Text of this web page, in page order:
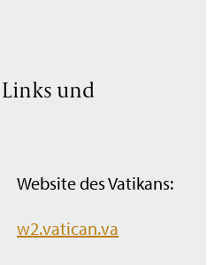
und
Website des Vatikans:
w2.vatican.va